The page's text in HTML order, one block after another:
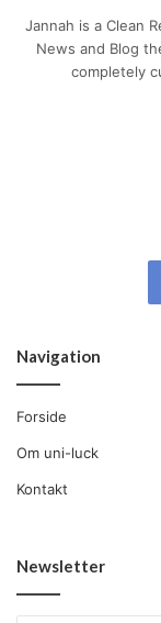
Jannah is a Clean
News and Blog
completely
Navigation
Forside
Om uni-luck
Kontakt
Newsletter